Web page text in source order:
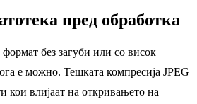
пред обработка
формат без загуби или со висок
е можно. Тешката компресија JPEG
кои влијаат на откривањето на